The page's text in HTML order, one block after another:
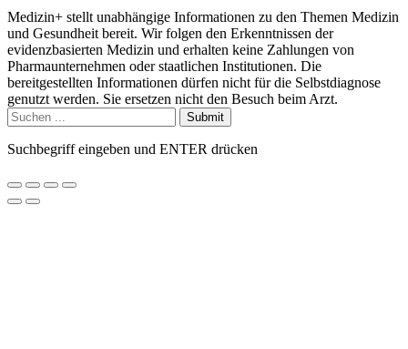
Medizin+ stellt unabhängige Informationen zu den Themen Medizin
und Gesundheit bereit. Wir folgen den Erkenntnissen der
evidenzbasierten Medizin und erhalten keine Zahlungen von
Pharmaunternehmen oder staatlichen Institutionen. Die
bereitgestellten Informationen dürfen nicht für die Selbstdiagnose
genutzt werden. Sie ersetzen nicht den Besuch beim Arzt.
Submit
Suchbegriff eingeben und ENTER drücken